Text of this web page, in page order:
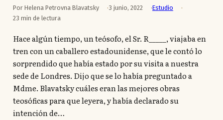
Por Helena Petrovna Blavatsky 3 junio, 2022
Estudio
23 min de lectura
Hace algún tiempo, un teósofo, el Sr. R_____, viajaba en
tren con un caballero estadounidense, que le contó lo
sorprendido que había estado por su visita a nuestra
sede de Londres. Dijo que se lo había preguntado a
Mdme. Blavatsky cuáles eran las mejores obras
teosóficas para que leyera, y había declarado su
intención de…